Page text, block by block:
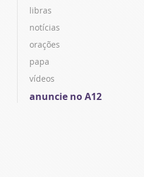
libras
notícias
orações
papa
vídeos
anuncie no A12